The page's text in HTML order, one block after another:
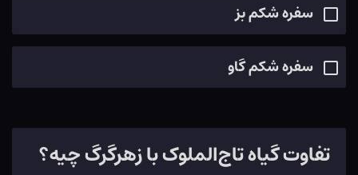
سفره شکم بز
سفره شکم گاو
تفاوت گیاه تاج‌الملوک با زهرگرگ چیه؟